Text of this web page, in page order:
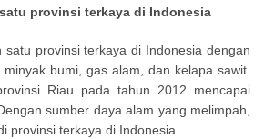
provinsi terkaya di Indonesia
satu provinsi terkaya di Indonesia dengan
bumi, gas alam, dan kelapa sawit.
Riau pada tahun 2012 mencapai
sumber daya alam yang melimpah,
provinsi terkaya di Indonesia.